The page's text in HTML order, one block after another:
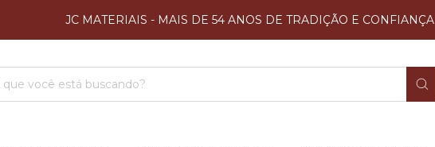
JC MATERIAIS - MAIS DE 54 ANOS DE TRADIÇÃO E CONFIANÇA